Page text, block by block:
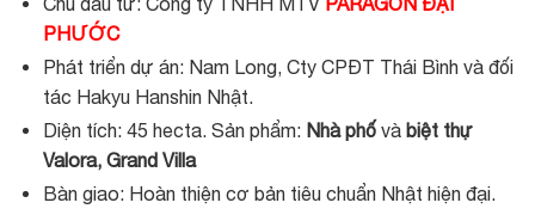
PHƯỚC
Phát triển dự án: Nam Long, Cty CPĐT Thái Bình và đối
tác Hakyu Hanshin Nhật.
Diện tích: 45 hecta. Sản phẩm: Nhà phốvàbiệt thự
Valora, Grand Villa
Bàn giao: Hoàn thiện cơ bản tiêu chuẩn Nhật hiện đại.